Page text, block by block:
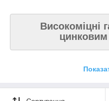
Високоміцні
— гайка